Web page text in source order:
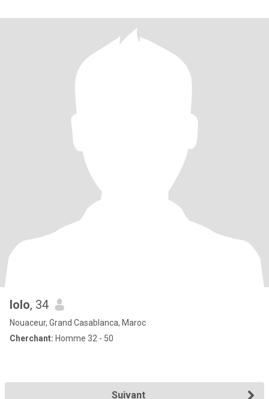
lolo, 34
Nouaceur, Grand Casablanca, Maroc
Cherchant: Homme 32 - 50
Suivant